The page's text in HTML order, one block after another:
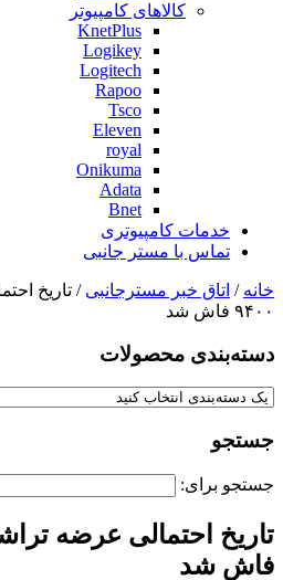
کالاهای کامپیوتر
KnetPlus
Logikey
Logitech
Rapoo
Tsco
Eleven
royal
Onikuma
Adata
Bnet
خدمات کامپیوتری
تماس با مستر جانبی
خانه / اتاق خبر مسترجانبی / تاریخ
۹۴۰۰ فاش شد
دسته‌بندی‌ محصولات
جستجو
جستجو برای:
فاش شد